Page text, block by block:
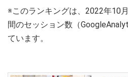
※このランキングは、2022年10
間のセッション数（
ています。